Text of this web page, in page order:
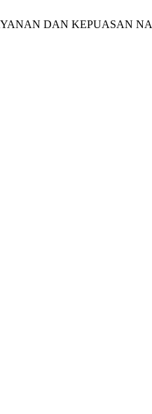
DAN KEPUASAN